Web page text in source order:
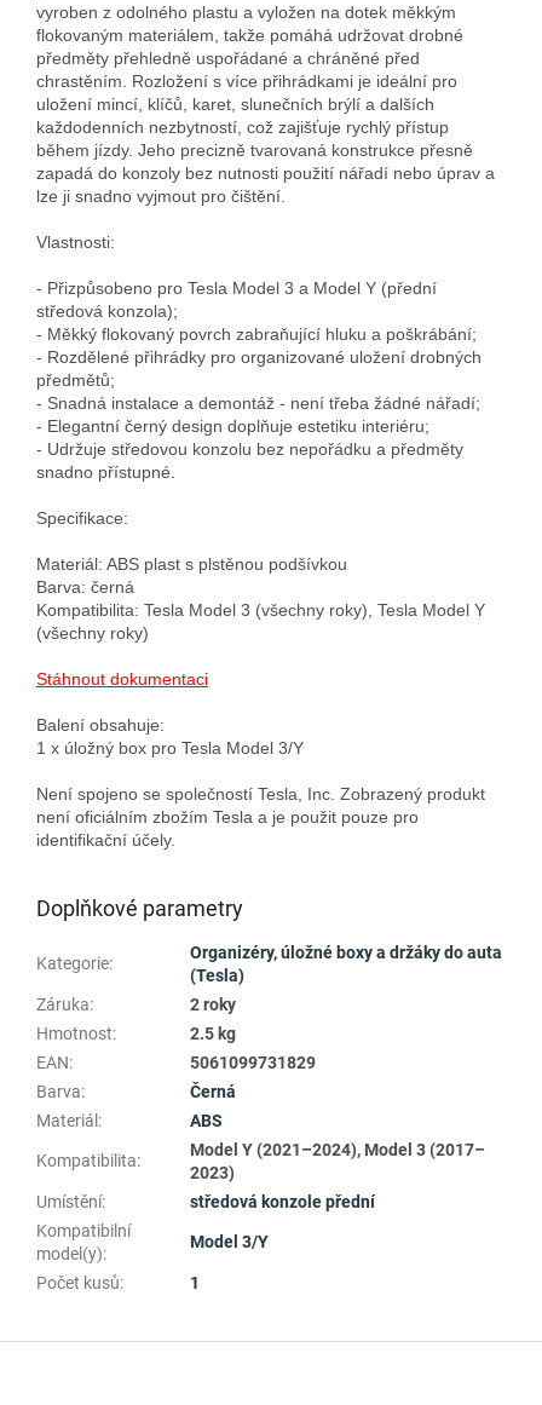
vyroben z odolného plastu a vyložen na dotek měkkým
flokovaným materiálem, takže pomáhá udržovat drobné
předměty přehledně uspořádané a chráněné před
chrastěním. Rozložení s více přihrádkami je ideální pro
uložení mincí, klíčů, karet, slunečních brýlí a dalších
každodenních nezbytností, což zajišťuje rychlý přístup
během jízdy. Jeho precizně tvarovaná konstrukce přesně
zapadá do konzoly bez nutnosti použití nářadí nebo úprav a
lze ji snadno vyjmout pro čištění.
Vlastnosti:
- Přizpůsobeno pro Tesla Model 3 a Model Y (přední
středová konzola);
- Měkký flokovaný povrch zabraňující hluku a poškrábání;
- Rozdělené přihrádky pro organizované uložení drobných
předmětů;
- Snadná instalace a demontáž - není třeba žádné nářadí;
- Elegantní černý design doplňuje estetiku interiéru;
- Udržuje středovou konzolu bez nepořádku a předměty
snadno přístupné.
Specifikace:
Materiál: ABS plast s plstěnou podšívkou
Barva: černá
Kompatibilita: Tesla Model 3 (všechny roky), Tesla Model Y
(všechny roky)
Stáhnout dokumentaci
Balení obsahuje:
1 x úložný box pro Tesla Model 3/Y
Není spojeno se společností Tesla, Inc. Zobrazený produkt
není oficiálním zbožím Tesla a je použit pouze pro
Doplňkové parametry
Kategorie:
Organizéry, úložné boxy a držáky do auta
(Tesla)
Záruka:
2 roky
Hmotnost:
2.5 kg
EAN:
5061099731829
Barva:
Černá
Materiál : ABS
Kompatibilita:
Model Y (2021–2024), Model 3 (2017–
2023)
Umístění:
středová konzole přední
Kompatibilní
model(y):
Model 3/Y
Počet kusů: 1